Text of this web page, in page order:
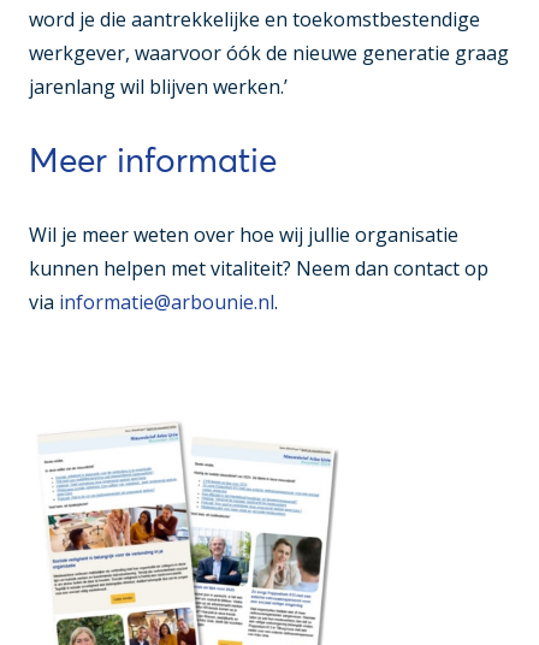
word je die aantrekkelijke en toekomstbestendige
werkgever, waarvoor óók de nieuwe generatie graag
jarenlang wil blijven werken.’
Meer informatie
Wil je meer weten over hoe wij jullie organisatie
kunnen helpen met vitaliteit? Neem dan contact op
via informatie@arbounie.nl.